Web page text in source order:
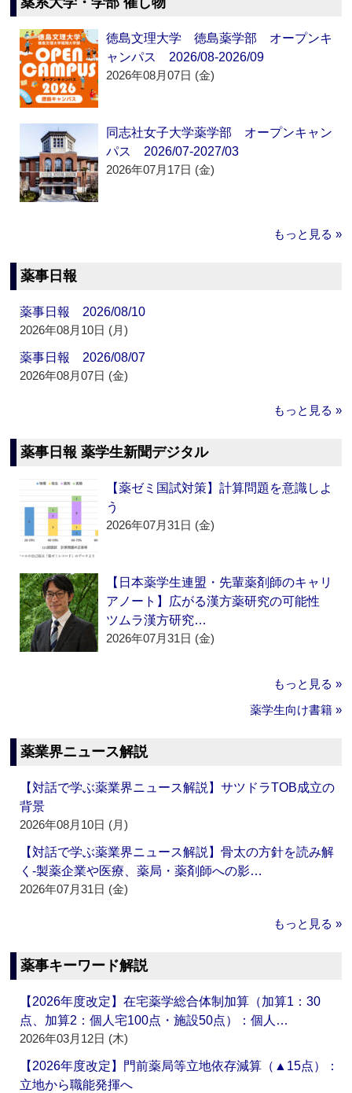
徳島文理大学 徳島薬学部 オープンキ
ャンパス 2026/08-2026/09
2026年08月07日 (金)
同志社女子大学薬学部 オープンキャン
パス 2026/07-2027/03
2026年07月17日 (金)
もっと見る »
薬事日報
薬事日報 2026/08/10
2026年08月10日 (月)
薬事日報 2026/08/07
2026年08月07日 (金)
もっと見る »
薬事日報 薬学生新聞デジタル
【薬ゼミ国試対策】計算問題を意識しよ
う
2026年07月31日 (金)
【日本薬学生連盟・先輩薬剤師のキャリ
アノート】広がる漢方薬研究の可能性
ツムラ漢方研究…
2026年07月31日 (金)
もっと見る »
薬学生向け書籍 »
薬業界ニュース解説
【対話で学ぶ薬業界ニュース解説】サツドラTOB成立の
背景
2026年08月10日 (月)
【対話で学ぶ薬業界ニュース解説】骨太の方針を読み解
く‐製薬企業や医療、薬局・薬剤師への影…
2026年07月31日 (金)
もっと見る »
薬事キーワード解説
【2026年度改定】在宅薬学総合体制加算（加算1：30
点、加算2：個人宅100点・施設50点）：個人…
2026年03月12日 (木)
【2026年度改定】門前薬局等立地依存減算（▲15点）：
立地から職能発揮へ